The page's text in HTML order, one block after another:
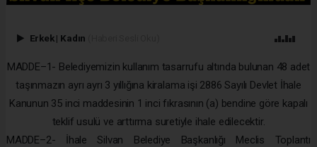
Erkek | Kadın
MADDE–1- Belediyemizin kullanım tasarrufu altında bulunan 48 adet
taşınmazın ayrı ayrı 3 yıllığına kiralama işi 2886 Sayılı Devlet İhale
Kanunun 35 inci maddesinin 1 inci fıkrasının (a) bendine göre kapalı
teklif usulü ve arttırma suretiyle ihale edilecektir.
MADDE–2- İhale Silvan Belediye Başkanlığı Meclis Toplantı